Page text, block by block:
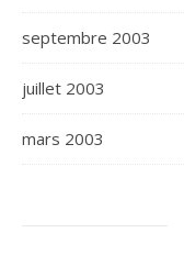
septembre 2003
juillet 2003
mars 2003